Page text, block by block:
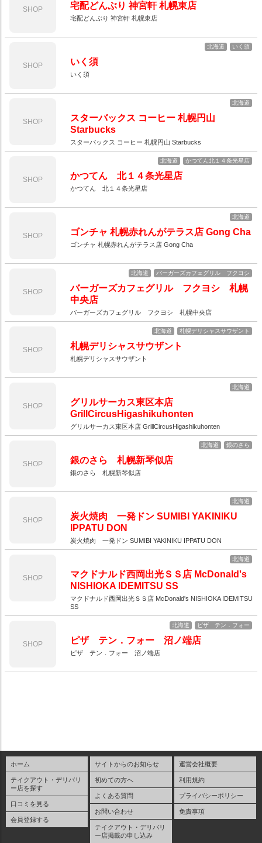
SHOP 宅配どんぶり 神宮軒 札幌東店
宅配どんぶり 神宮軒 札幌東店
SHOP
北海道 いく須
いく須
いく須
SHOP
北海道
スターバックス コーヒー 札幌円山
Starbucks
スターバックス コーヒー 札幌円山 Starbucks
SHOP
北海道 かつてん北１４条光星店
かつてん 北１４条光星店
かつてん 北１４条光星店
SHOP
北海道
ゴンチャ 札幌赤れんがテラス店 Gong Cha
ゴンチャ 札幌赤れんがテラス店 Gong Cha
SHOP
北海道 バーガーズカフェグリル フクヨシ
バーガーズカフェグリル フクヨシ 札幌
中央店
バーガーズカフェグリル フクヨシ 札幌中央店
SHOP
北海道 札幌デリシャスサウザント
札幌デリシャスサウザント
札幌デリシャスサウザント
SHOP
北海道
グリルサーカス東区本店
GrillCircusHigashikuhonten
グリルサーカス東区本店 GrillCircusHigashikuhonten
SHOP
北海道 銀のさら
銀のさら 札幌新琴似店
銀のさら 札幌新琴似店
SHOP
北海道
炭火焼肉 一発ドン SUMIBI YAKINIKU
IPPATU DON
炭火焼肉 一発ドン SUMIBI YAKINIKU IPPATU DON
SHOP
北海道
マクドナルド西岡出光ＳＳ店 McDonald's
NISHIOKA IDEMITSU SS
マクドナルド西岡出光ＳＳ店 McDonald's NISHIOKA IDEMITSU
SS
SHOP
北海道 ピザ テン．フォー
ピザ テン．フォー 沼ノ端店
ピザ テン．フォー 沼ノ端店
ホーム
テイクアウト・デリバリ
ー店を探す
口コミを見る
会員登録する
サイトからのお知らせ
初めての方へ
よくある質問
お問い合わせ
テイクアウト・デリバリ
ー店掲載の申し込み
運営会社概要
利用規約
プライバシーポリシー
免責事項